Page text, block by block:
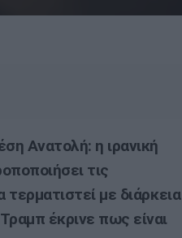
Ανατολή: η ιρανική
τις
με διάρκεια
έκρινε πως είναι